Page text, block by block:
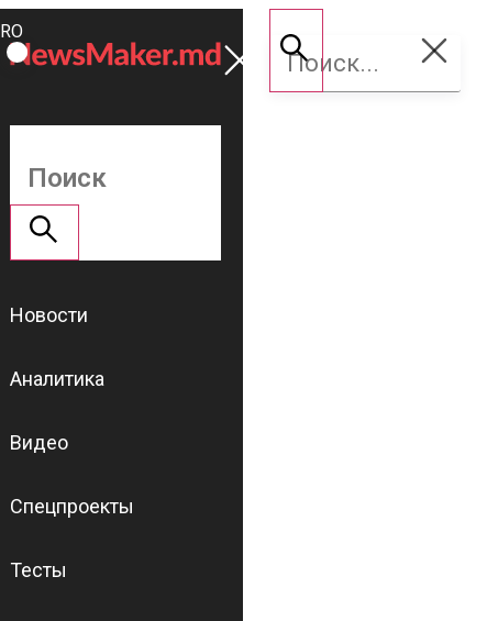
ROMÂNĂ
RU
Поддержать
NM
Новости
Аналитика
Видео
Спецпроекты
Тесты